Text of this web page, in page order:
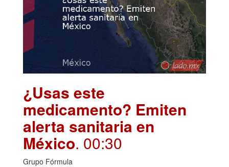
¿Usas este
medicamento? Emiten
alerta sanitaria en
México. 00:30
Grupo Fórmula